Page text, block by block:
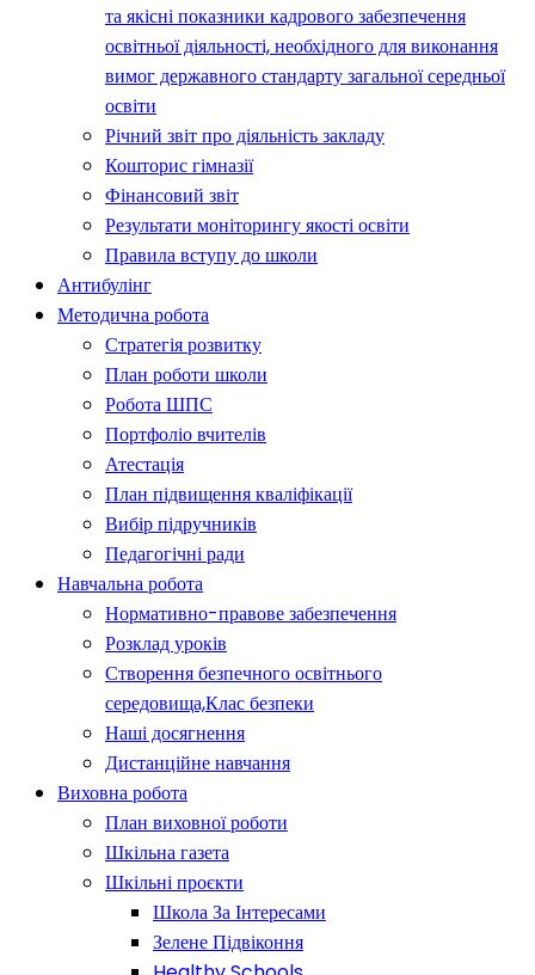
та якісні показники кадрового забезпечення
освітньої діяльності, необхідного для виконання
вимог державного стандарту загальної середньої
освіти
Річний звіт про діяльність закладу
Кошторис гімназії
Фінансовий звіт
Результати моніторингу якості освіти
Правила вступу до школи
Антибулінг
Методична робота
Стратегія розвитку
План роботи школи
Робота ШПС
Портфоліо вчителів
Атестація
План підвищення кваліфікації
Вибір підручників
Педагогічні ради
Навчальна робота
Нормативно-правове забезпечення
Розклад уроків
Створення безпечного освітнього
середовища,Клас безпеки
Наші досягнення
Дистанційне навчання
Виховна робота
План виховної роботи
Шкільна газета
Шкільні проєкти
Школа За Інтересами
Зелене Підвіконня